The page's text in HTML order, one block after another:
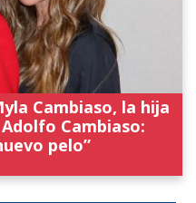
Cambiaso, la hija
Cambiaso:
pelo”